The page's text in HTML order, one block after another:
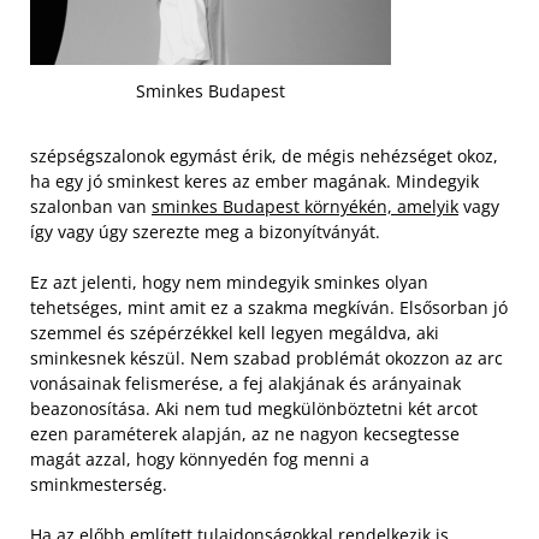
Sminkes Budapest
szépségszalonok egymást érik, de mégis nehézséget okoz,
ha egy jó sminkest keres az ember magának. Mindegyik
szalonban van sminkes Budapest környékén, amelyik vagy
így vagy úgy szerezte meg a bizonyítványát.
Ez azt jelenti, hogy nem mindegyik sminkes olyan
tehetséges, mint amit ez a szakma megkíván. Elsősorban jó
szemmel és szépérzékkel kell legyen megáldva, aki
sminkesnek készül. Nem szabad problémát okozzon az arc
vonásainak felismerése, a fej alakjának és arányainak
beazonosítása. Aki nem tud megkülönböztetni két arcot
ezen paraméterek alapján, az ne nagyon kecsegtesse
magát azzal, hogy könnyedén fog menni a
sminkmesterség.
Ha az előbb említett tulajdonságokkal rendelkezik is,